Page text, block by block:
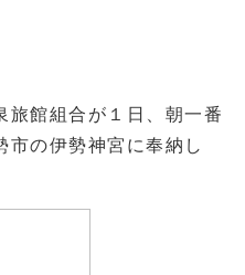
旅館組合が１日、朝一番
市の伊勢神宮に奉納し